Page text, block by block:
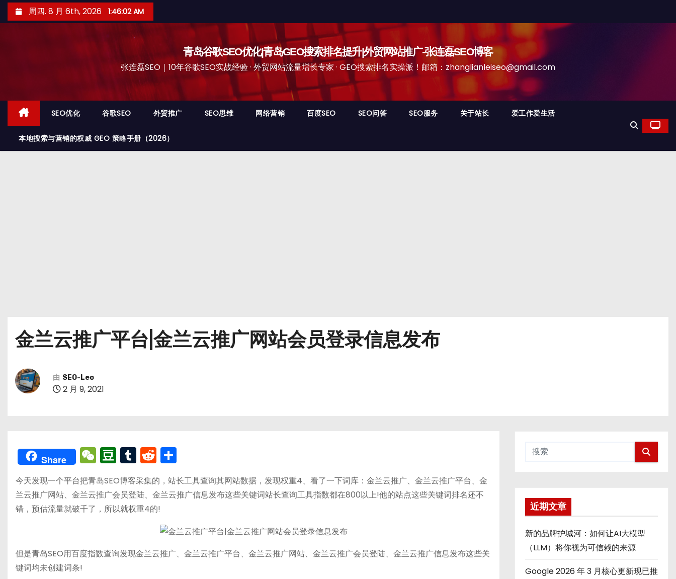
至
周四. 8 月 6th, 2026 1:46:03 AM
青岛谷歌SEO优化|青岛GEO搜索排名提升|外贸网站推广-张连磊SEO博客
张连磊SEO｜10年谷歌SEO实战经验 · 外贸网站流量增长专家 · GEO搜索排名实操派！邮箱：zhanglianleiseo@gmail.com
SEO优化 谷歌SEO 外贸推广 SEO思维 网络营销 百度SEO SEO问答 SEO服务 关于站长 爱工作爱生活
本地搜索与营销的权威 GEO 策略手册（2026）
金兰云推广平台|金兰云推广网站会员登录信息发布
由 SEO-Leo
2 月 9, 2021
Share W
e
C
h
a
D
o
u
b
a
T
u
m
bl
r
R
e
d
di
t
享
今天发现一个平台把青岛SEO博客采集的，站长工具查询其网站数据，发现权重4、看了一下词库：金兰云推广、金兰云推广平台、金
兰云推广网站、金兰云推广会员登陆、金兰云推广信息发布这些关键词站长查询工具指数都在800以上!他的站点这些关键词排名还不
错，预估流量就破千了，所以就权重4的!
但是青岛SEO用百度指数查询发现金兰云推广、金兰云推广平台、金兰云推广网站、金兰云推广会员登陆、金兰云推广信息发布这些关
键词均未创建词条!
近期文章
新的品牌护城河：如何让AI大模型
（LLM）将你视为可信赖的来源
Google 2026 年 3 月核心更新现已推